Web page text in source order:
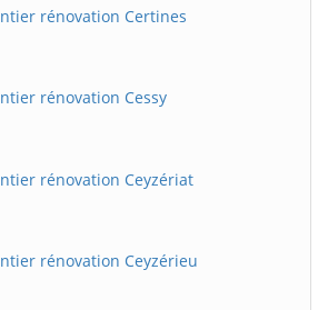
rénovation Certines
rénovation Cessy
rénovation Ceyzériat
rénovation Ceyzérieu